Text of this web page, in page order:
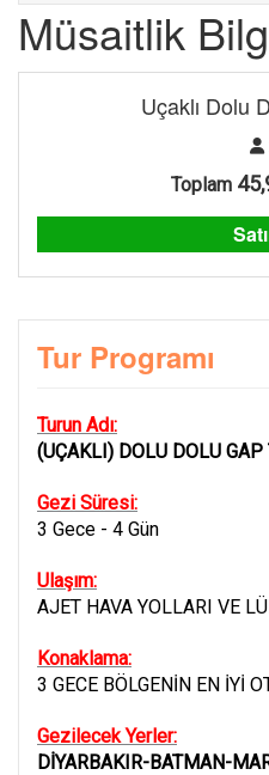
Müsaitlik
Uçaklı Dolu
Toplam
Tur Programı
Turun Adı:
(UÇAKLI) DOLU DOLU
Gezi Süresi:
3 Gece - 4 Gün
Ulaşım:
AJET HAVA YOLLARI VE
Konaklama:
3 GECE BÖLGENİN EN İYİ
Gezilecek Yerler:
DİYARBAKIR-BATMAN-